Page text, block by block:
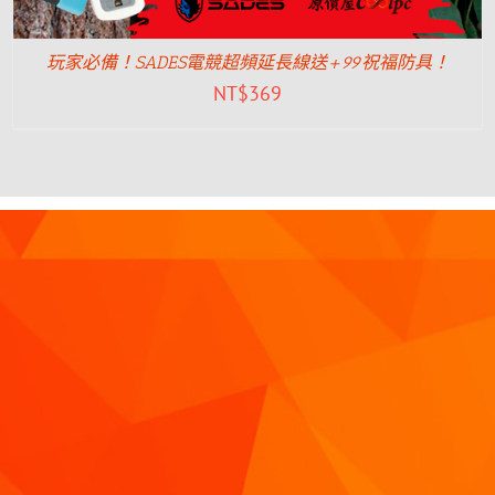
玩家必備！SADES電競超頻延長線送+99祝福防具！
NT$369